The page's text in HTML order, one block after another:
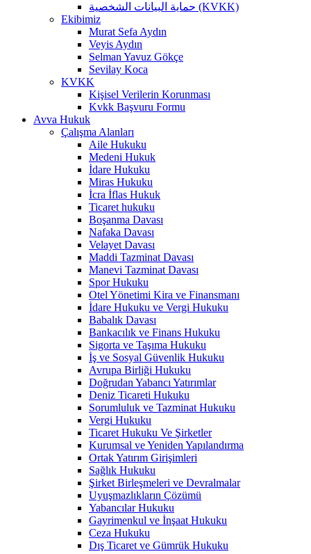
حماية البيانات الشخصية (KVKK)
Ekibimiz
Murat Sefa Aydın
Veyis Aydın
Selman Yavuz Gökçe
Sevilay Koca
KVKK
Kişisel Verilerin Korunması
Kvkk Başvuru Formu
Avva Hukuk
Çalışma Alanları
Aile Hukuku
Medeni Hukuk
İdare Hukuku
Miras Hukuku
İcra İflas Hukuk
Ticaret hukuku
Boşanma Davası
Nafaka Davası
Velayet Davası
Maddi Tazminat Davası
Manevi Tazminat Davası
Spor Hukuku
Otel Yönetimi Kira ve Finansmanı
İdare Hukuku ve Vergi Hukuku
Babalık Davası
Bankacılık ve Finans Hukuku
Sigorta ve Taşıma Hukuku
İş ve Sosyal Güvenlik Hukuku
Avrupa Birliği Hukuku
Doğrudan Yabancı Yatırımlar
Deniz Ticareti Hukuku
Sorumluluk ve Tazminat Hukuku
Vergi Hukuku
Ticaret Hukuku Ve Şirketler
Kurumsal ve Yeniden Yapılandırma
Ortak Yatırım Girişimleri
Sağlık Hukuku
Şirket Birleşmeleri ve Devralmalar
Uyuşmazlıkların Çözümü
Yabancılar Hukuku
Gayrimenkul ve İnşaat Hukuku
Ceza Hukuku
Dış Ticaret ve Gümrük Hukuku